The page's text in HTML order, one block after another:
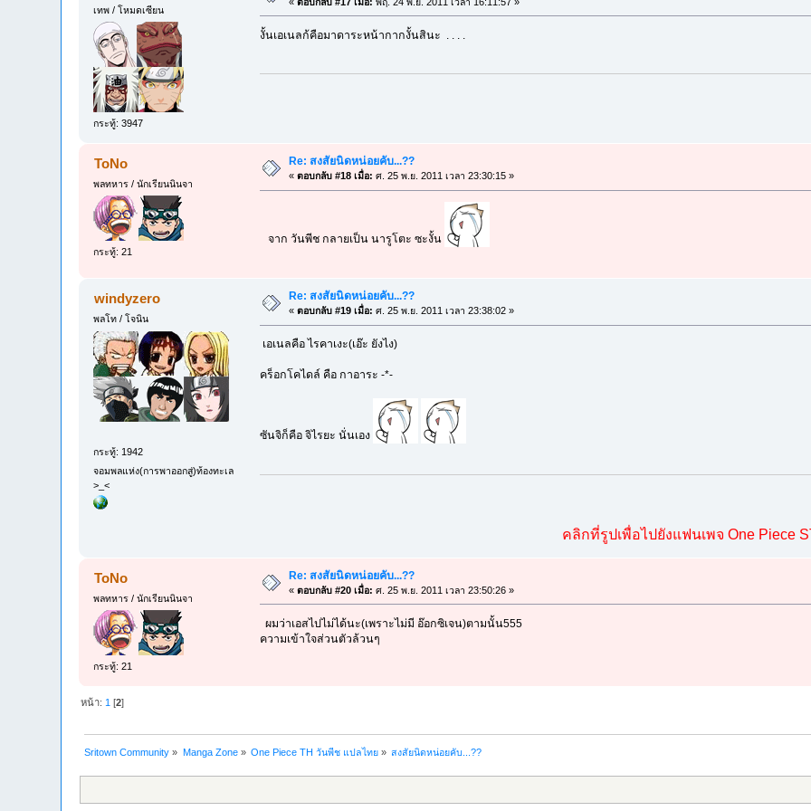
เทพ / โหมดเซียน
กระทู้: 3947
งั้นเอเนลก้คือมาดาระหน้ากากงั้นสินะ . . . .
ToNo
พลทหาร / นักเรียนนินจา
กระทู้: 21
Re: สงสัยนิดหน่อยคับ...??
«ตอบกลับ #18 เมื่อ: ศ. 25 พ.ย. 2011 เวลา 23:30:15 »
จาก วันพีช กลายเป็น นารูโตะ ซะงั้น
windyzero
พลโท / โจนิน
กระทู้: 1942
จอมพลแห่ง(การพาออกสู่)ท้องทะเล
>_<
Re: สงสัยนิดหน่อยคับ...??
«ตอบกลับ #19 เมื่อ: ศ. 25 พ.ย. 2011 เวลา 23:38:02 »
เอเนลคือ ไรคาเงะ(เอ๊ะ ยังไง)
คร็อกโคไดล์ คือ กาอาระ -*-
ซันจิก็คือ จิไรยะ นั่นเอง
คลิกที่รูปเพื่อไปยังแฟนเพจ One Piece
ToNo
พลทหาร / นักเรียนนินจา
กระทู้: 21
Re: สงสัยนิดหน่อยคับ...??
«ตอบกลับ #20 เมื่อ: ศ. 25 พ.ย. 2011 เวลา 23:50:26 »
ผมว่าเอสไปไม่ได้นะ(เพราะไม่มี อ๊อกซิเจน)ตามนั้น555
ความเข้าใจส่วนตัวล้วนๆ
หน้า: 1 [2]
Sritown Community » Manga Zone» One Piece TH วันพีช แปลไทย » สงสัยนิดหน่อยคับ...??